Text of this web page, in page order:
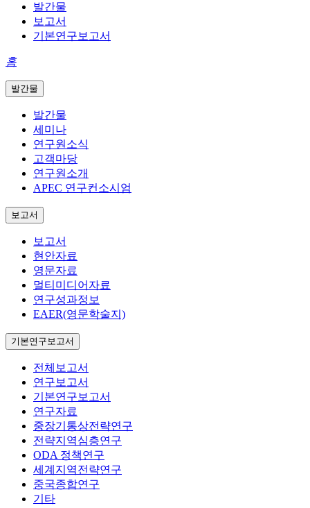
발간물
보고서
기본연구보고서
홈
발간물
발간물
세미나
연구원소식
고객마당
연구원소개
APEC 연구컨소시엄
보고서
보고서
현안자료
영문자료
멀티미디어자료
연구성과정보
EAER(영문학술지)
기본연구보고서
전체보고서
연구보고서
기본연구보고서
연구자료
중장기통상전략연구
전략지역심층연구
ODA 정책연구
세계지역전략연구
중국종합연구
기타